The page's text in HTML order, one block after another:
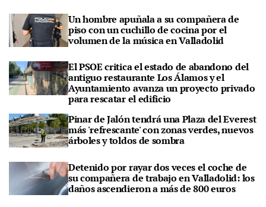
Un hombre apuñala a su compañera de
piso con un cuchillo de cocina por el
volumen de la música en Valladolid
El PSOE critica el estado de abandono del
antiguo restaurante Los Álamos y el
Ayuntamiento avanza un proyecto privado
para rescatar el edificio
Pinar de Jalón tendrá una Plaza del Everest
más 'refrescante' con zonas verdes, nuevos
árboles y toldos de sombra
Detenido por rayar dos veces el coche de
su compañera de trabajo en Valladolid: los
daños ascendieron a más de 800 euros